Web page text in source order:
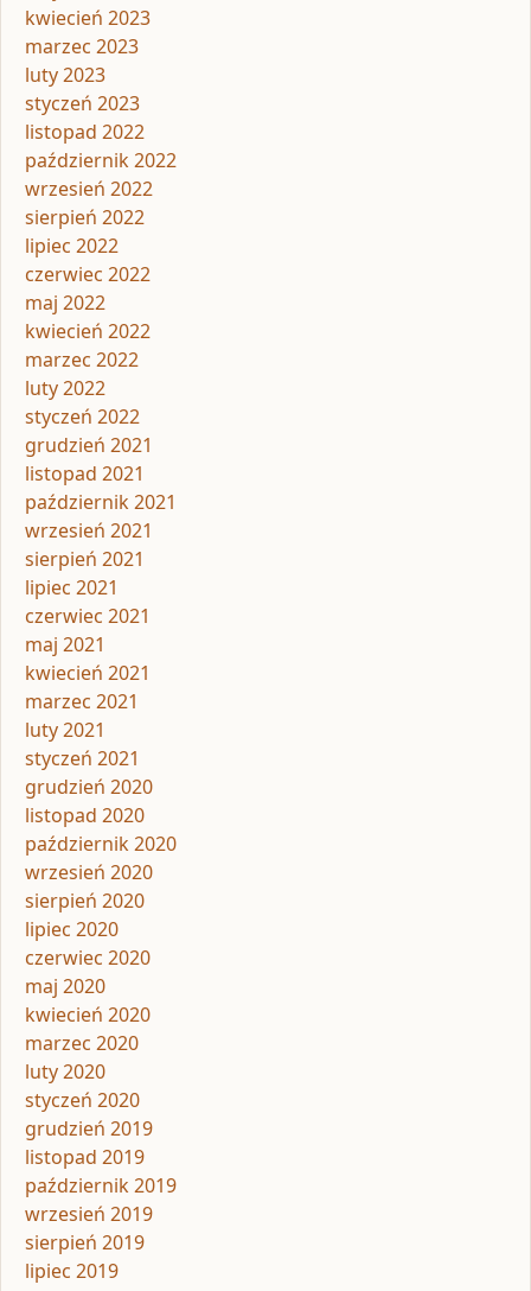
kwiecień 2023
marzec 2023
luty 2023
styczeń 2023
listopad 2022
październik 2022
wrzesień 2022
sierpień 2022
lipiec 2022
czerwiec 2022
maj 2022
kwiecień 2022
marzec 2022
luty 2022
styczeń 2022
grudzień 2021
listopad 2021
październik 2021
wrzesień 2021
sierpień 2021
lipiec 2021
czerwiec 2021
maj 2021
kwiecień 2021
marzec 2021
luty 2021
styczeń 2021
grudzień 2020
listopad 2020
październik 2020
wrzesień 2020
sierpień 2020
lipiec 2020
czerwiec 2020
maj 2020
kwiecień 2020
marzec 2020
luty 2020
styczeń 2020
grudzień 2019
listopad 2019
październik 2019
wrzesień 2019
sierpień 2019
lipiec 2019